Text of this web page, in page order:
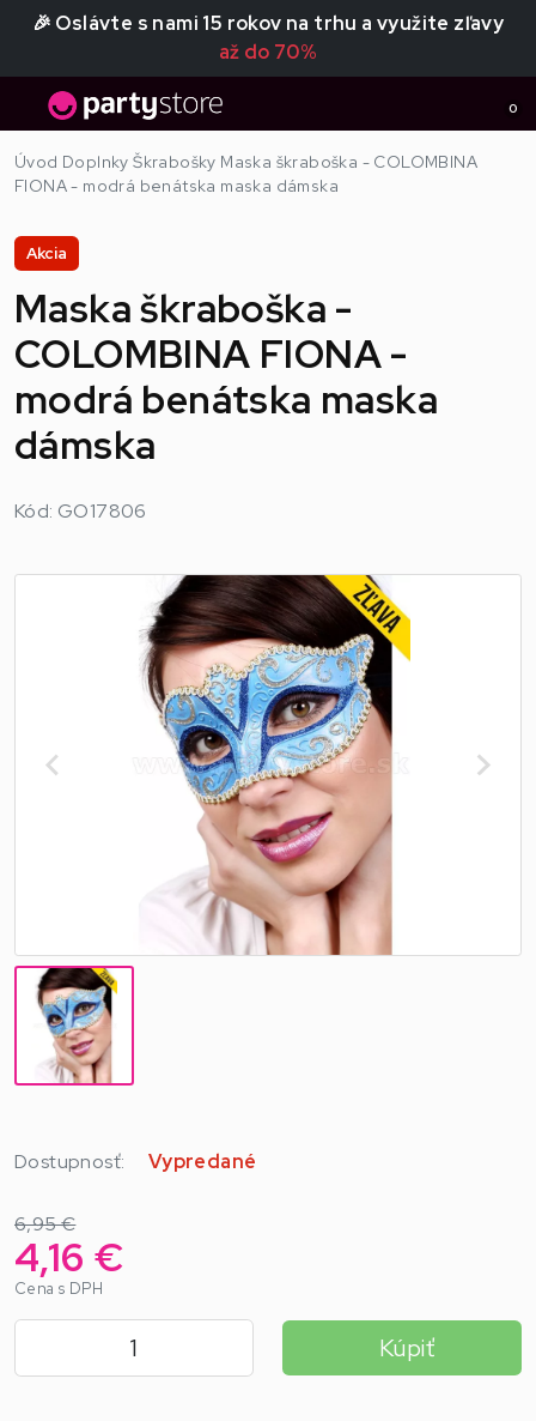
🎉 Oslávte s nami 15 rokov na trhu a využite zľavy
až do 70%
0
Úvod Doplnky Škrabošky Maska škraboška - COLOMBINA
FIONA - modrá benátska maska dámska
Akcia
Maska škraboška -
COLOMBINA FIONA -
modrá benátska maska
dámska
Kód: GO17806
Dostupnosť: Vypredané
6,95 €
4,16 €
Cena s DPH
Kúpiť